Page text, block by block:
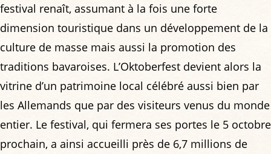
festival renaît, assumant à la fois une forte
dimension touristique dans un développement de la
culture de masse mais aussi la promotion des
traditions bavaroises. L’Oktoberfest devient alors la
vitrine d’un patrimoine local célébré aussi bien par
les Allemands que par des visiteurs venus du monde
entier. Le festival, qui fermera ses portes le 5 octobre
prochain, a ainsi accueilli près de 6,7 millions de